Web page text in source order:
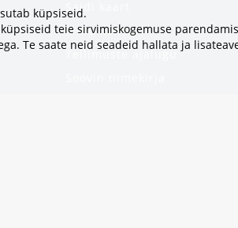
Saidi kaart
Minu konto
Tellimuste ajalugu
küpsiseid.
teie sirvimiskogemuse
Te saate neid seadeid hallata ja